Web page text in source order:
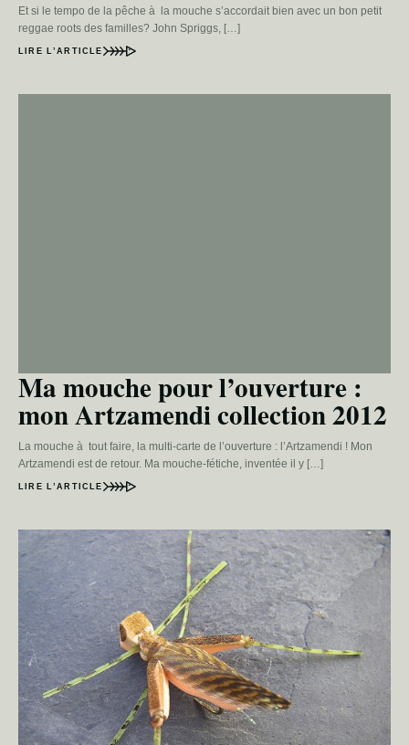
Et si le tempo de la pêche à la mouche s’accordait bien avec un bon petit
reggae roots des familles? John Spriggs, […]
LIRE L’ARTICLE
Ma mouche pour l’ouverture :
mon Artzamendi collection 2012
La mouche à tout faire, la multi-carte de l’ouverture : l’Artzamendi ! Mon
Artzamendi est de retour. Ma mouche-fétiche, inventée il y […]
LIRE L’ARTICLE